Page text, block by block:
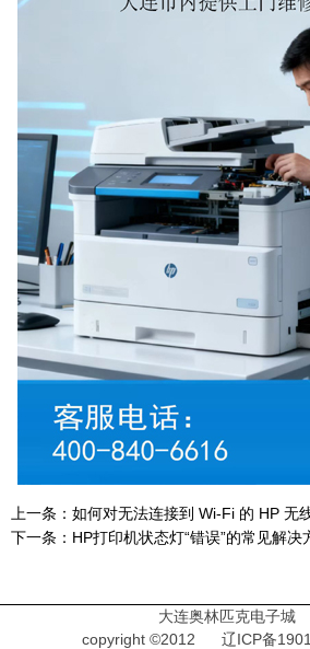
上一条： 如何对无法连接到 Wi-Fi 的 HP 无
下一条： HP打印机状态灯“错误”的常见解决
大连奥林匹克电子城
copyright ©2012
辽ICP备